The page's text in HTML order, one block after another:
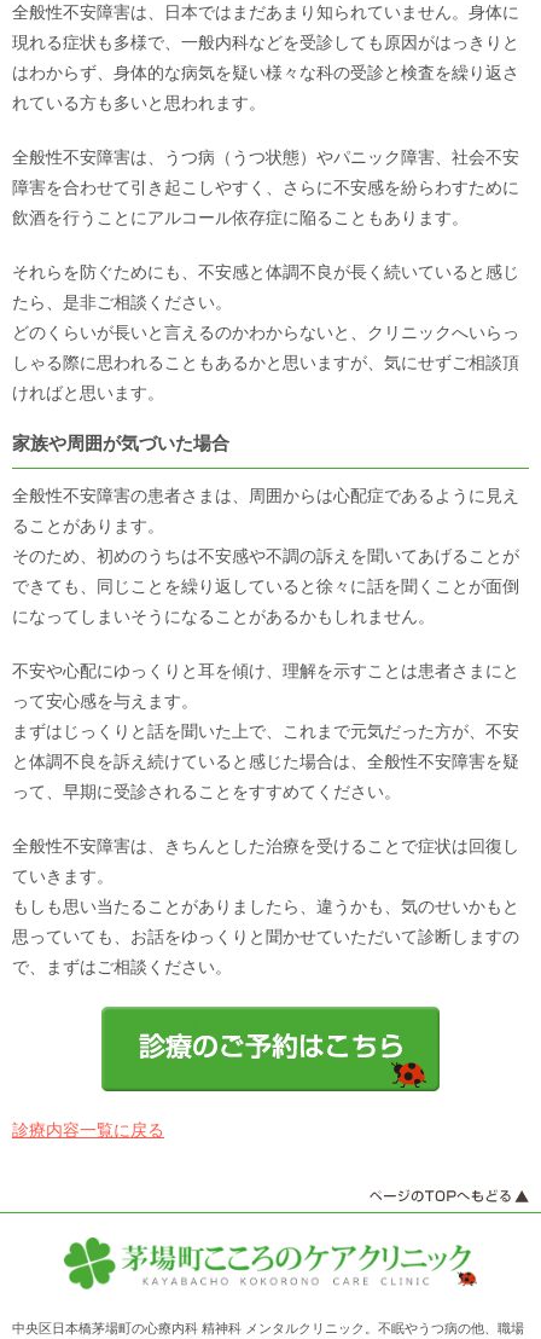
全般性不安障害は、日本ではまだあまり知られていません。身体に
現れる症状も多様で、一般内科などを受診しても原因がはっきりと
はわからず、身体的な病気を疑い様々な科の受診と検査を繰り返さ
れている方も多いと思われます。
全般性不安障害は、うつ病（うつ状態）やパニック障害、社会不安
障害を合わせて引き起こしやすく、さらに不安感を紛らわすために
飲酒を行うことにアルコール依存症に陥ることもあります。
それらを防ぐためにも、不安感と体調不良が長く続いていると感じ
たら、是非ご相談ください。
どのくらいが長いと言えるのかわからないと、クリニックへいらっ
しゃる際に思われることもあるかと思いますが、気にせずご相談頂
ければと思います。
家族や周囲が気づいた場合
全般性不安障害の患者さまは、周囲からは心配症であるように見え
ることがあります。
そのため、初めのうちは不安感や不調の訴えを聞いてあげることが
できても、同じことを繰り返していると徐々に話を聞くことが面倒
になってしまいそうになることがあるかもしれません。
不安や心配にゆっくりと耳を傾け、理解を示すことは患者さまにと
って安心感を与えます。
まずはじっくりと話を聞いた上で、これまで元気だった方が、不安
と体調不良を訴え続けていると感じた場合は、全般性不安障害を疑
って、早期に受診されることをすすめてください。
全般性不安障害は、きちんとした治療を受けることで症状は回復し
ていきます。
もしも思い当たることがありましたら、違うかも、気のせいかもと
思っていても、お話をゆっくりと聞かせていただいて診断しますの
で、まずはご相談ください。
診療内容一覧に戻る
中央区日本橋茅場町の心療内科 精神科 メンタルクリニック。不眠やうつ病の他、職場